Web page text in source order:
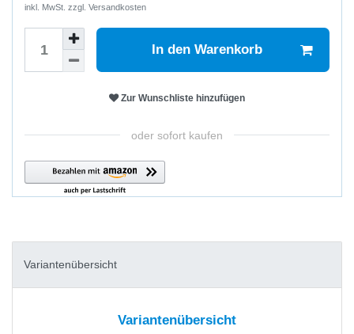
inkl. MwSt. zzgl. Versandkosten
In den Warenkorb
Zur Wunschliste hinzufügen
oder sofort kaufen
Variantenübersicht
Variantenübersicht